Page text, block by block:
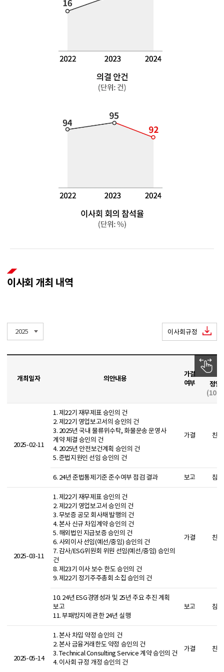
이사회 개최 내역
2025 이사회규정
개최일자 의안내용
가결
여부
정일
2025-02-11
1. 제22기 재무제표 승인의 건
2. 제22기 영업보고서의 승인의 건
3. 2025년 국내 물류위수탁, 화물운송 운영사
계약 체결 승인의 건
4. 2025년 안전보건계획 승인의 건
5. 준법지원인 선임 승인의 건
가결 찬성
6. 24년 준법통제기준 준수여부 점검 결과 보고 참석
2025-03-11
1. 제22기 재무제표 승인의 건
2. 제22기 영업보고서 승인의 건
3. 무보증 공모 회사채 발행의 건
4. 본사 신규 차입계약 승인의 건
5. 해외법인 지급보증 승인의 건
6. 사외이사 선임(예선/중임) 승인의 건
7. 감사/ESG위원회 위원 선임(예선/중임) 승인의
건
8. 제23기 이사 보수 한도 승인의 건
9. 제22기 정기주주총회 소집 승인의 건
가결 찬성
10. 24년 ESG경영성과 및 25년 주요 추진 계획
보고
11. 부패방지에 관한 24년 실행
보고 참석
2025-05-14
1. 본사 차입 약정 승인의 건
2. 본사 금융거래한도 약정 승인의 건
3. Technical Consulting Service 계약 승인의 건
4. 이사회 규정 개정 승인의 건
가결 찬성